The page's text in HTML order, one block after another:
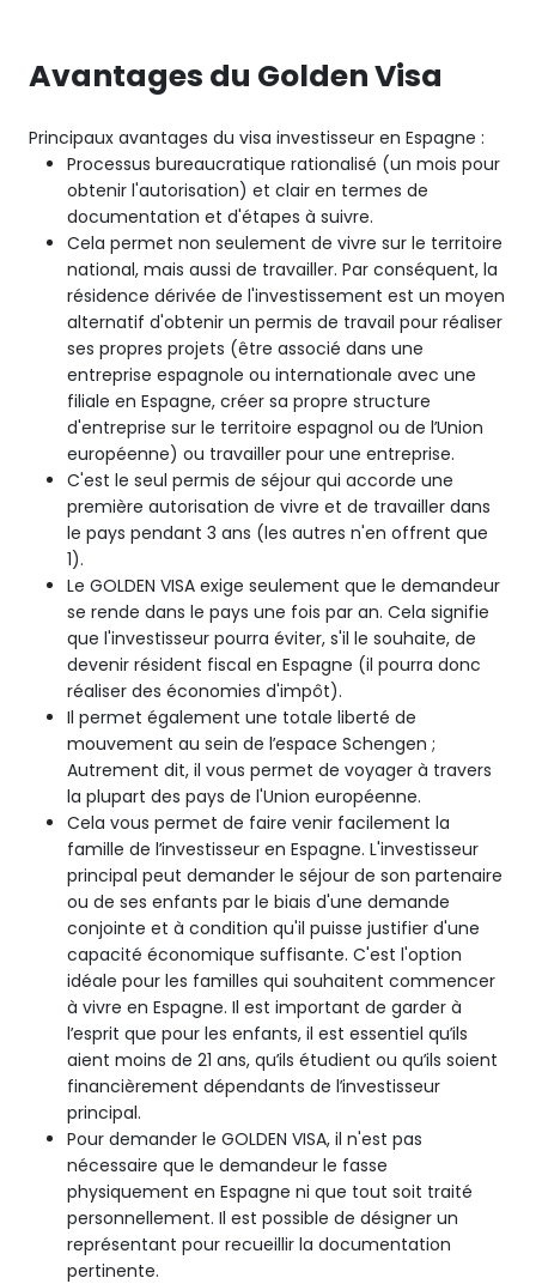
Avantages du Golden Visa
Principaux avantages du visa investisseur en Espagne :
Processus bureaucratique rationalisé (un mois pour
obtenir l'autorisation) et clair en termes de
documentation et d'étapes à suivre.
Cela permet non seulement de vivre sur le territoire
national, mais aussi de travailler. Par conséquent, la
résidence dérivée de l'investissement est un moyen
alternatif d'obtenir un permis de travail pour réaliser
ses propres projets (être associé dans une
entreprise espagnole ou internationale avec une
filiale en Espagne, créer sa propre structure
d'entreprise sur le territoire espagnol ou de l’Union
européenne) ou travailler pour une entreprise.
C'est le seul permis de séjour qui accorde une
première autorisation de vivre et de travailler dans
le pays pendant 3 ans (les autres n'en offrent que
1).
Le GOLDEN VISA exige seulement que le demandeur
se rende dans le pays une fois par an. Cela signifie
que l'investisseur pourra éviter, s'il le souhaite, de
devenir résident fiscal en Espagne (il pourra donc
réaliser des économies d'impôt).
Il permet également une totale liberté de
mouvement au sein de l’espace Schengen ;
Autrement dit, il vous permet de voyager à travers
la plupart des pays de l'Union européenne.
Cela vous permet de faire venir facilement la
famille de l’investisseur en Espagne. L'investisseur
principal peut demander le séjour de son partenaire
ou de ses enfants par le biais d'une demande
conjointe et à condition qu'il puisse justifier d'une
capacité économique suffisante. C'est l'option
idéale pour les familles qui souhaitent commencer
à vivre en Espagne. Il est important de garder à
l’esprit que pour les enfants, il est essentiel qu’ils
aient moins de 21 ans, qu’ils étudient ou qu’ils soient
financièrement dépendants de l’investisseur
principal.
Pour demander le GOLDEN VISA, il n'est pas
nécessaire que le demandeur le fasse
physiquement en Espagne ni que tout soit traité
personnellement. Il est possible de désigner un
représentant pour recueillir la documentation
pertinente.